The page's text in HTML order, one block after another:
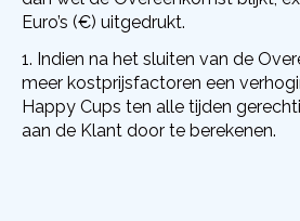
Euro’s (€) uitgedrukt.
Indien na het sluiten van de
meer kostprijsfactoren een
Happy Cups ten alle tijden
aan de Klant door te berekenen.